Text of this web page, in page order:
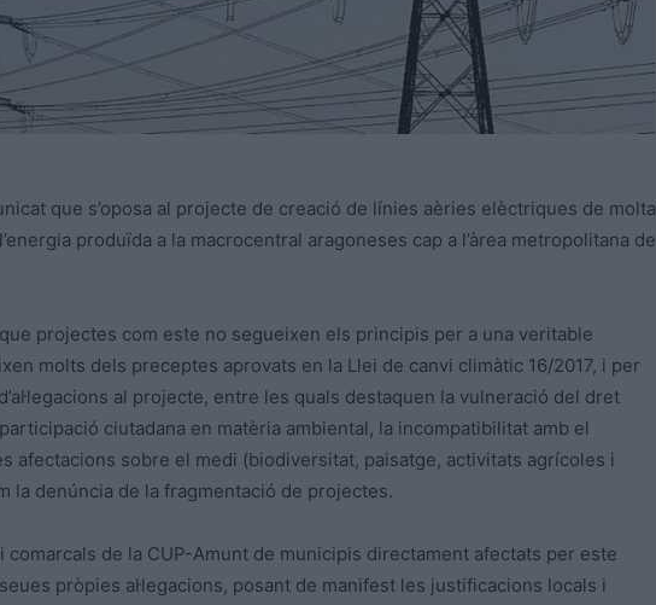
que s’oposa al projecte de creació de línies aèries elèctriques de molta
produïda a la macrocentral aragoneses cap a l’àrea metropolitana de
projectes com este no segueixen els principis per a una veritable
molts dels preceptes aprovats en la Llei de canvi climàtic 16/2017, i per
al projecte, entre les quals destaquen la vulneració del dret
ciutadana en matèria ambiental, la incompatibilitat amb el
afectacions sobre el medi (biodiversitat, paisatge, activitats agrícoles i
la denúncia de la fragmentació de projectes.
de la CUP-Amunt de municipis directament afectats per este
pròpies al·legacions, posant de manifest les justificacions locals i